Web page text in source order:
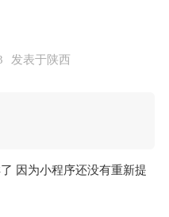
发表于陕西
因为小程序还没有重新提